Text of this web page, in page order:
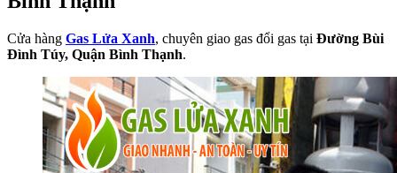
Cửa hàng Gas Lửa Xanh, chuyên giao gas đổi gas tại Đường Bùi
Đình Túy, Quận Bình Thạnh.